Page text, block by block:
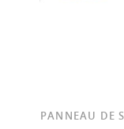
PANNEAU DE